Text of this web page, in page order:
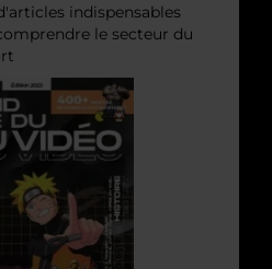
indispensables
le secteur du